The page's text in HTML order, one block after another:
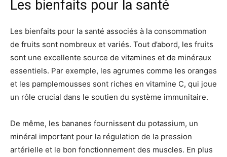
Les bienfaits pour la santé
Les bienfaits pour la santé associés à la consommation
de fruits sont nombreux et variés. Tout d’abord, les fruits
sont une excellente source de vitamines et de minéraux
essentiels. Par exemple, les agrumes comme les oranges
et les pamplemousses sont riches en vitamine C, qui joue
un rôle crucial dans le soutien du système immunitaire.
De même, les bananes fournissent du potassium, un
minéral important pour la régulation de la pression
artérielle et le bon fonctionnement des muscles. En plus